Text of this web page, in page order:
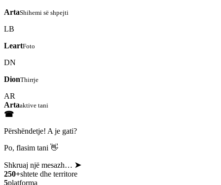
ArtaShihemi së shpejti
LB
LeartFoto
DN
DionThirrje
AR
Artaaktive tani
☎
Përshëndetje! A je gati?
Po, flasim tani 👋
Shkruaj një mesazh… ➤
250+shtete dhe territore
5platforma